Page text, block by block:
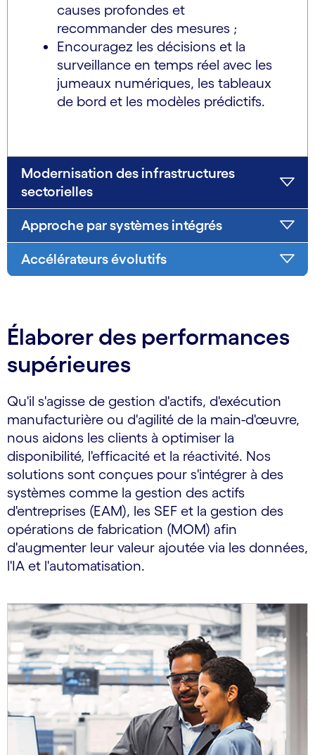
causes profondes et
recommander des mesures ;
Encouragez les décisions et la
surveillance en temps réel avec les
jumeaux numériques, les tableaux
de bord et les modèles prédictifs.
Modernisation des infrastructures
sectorielles
Approche par systèmes intégrés
Accélérateurs évolutifs
Élaborer des performances
supérieures
Qu'il s'agisse de gestion d'actifs, d'exécution
manufacturière ou d'agilité de la main-d'œuvre,
nous aidons les clients à optimiser la
disponibilité, l'efficacité et la réactivité. Nos
solutions sont conçues pour s'intégrer à des
systèmes comme la gestion des actifs
d'entreprises (EAM), les SEF et la gestion des
opérations de fabrication (MOM) afin
d'augmenter leur valeur ajoutée via les données,
l'IA et l'automatisation.